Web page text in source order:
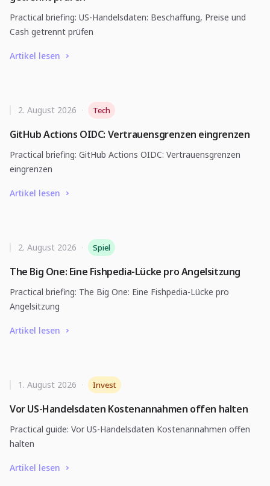
Practical briefing: US-Handelsdaten: Beschaffung, Preise und
Cash getrennt prüfen
Artikel lesen
GitHub Actions OIDC: Vertrauensgrenzen eingrenzen
2. August 2026 · Tech
Practical briefing: GitHub Actions OIDC: Vertrauensgrenzen
eingrenzen
Artikel lesen
The Big One: Eine Fishpedia-Lücke pro Angelsitzung
2. August 2026 · Spiel
Practical briefing: The Big One: Eine Fishpedia-Lücke pro
Angelsitzung
Artikel lesen
Vor US-Handelsdaten Kostenannahmen offen halten
1. August 2026 · Invest
Practical guide: Vor US-Handelsdaten Kostenannahmen offen
halten
Artikel lesen